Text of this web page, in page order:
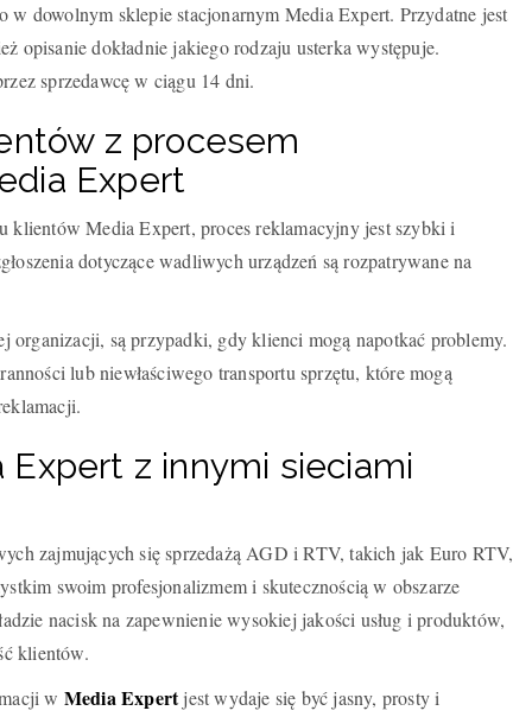
w dowolnym sklepie stacjonarnym Media Expert. Przydatne jest
opisanie dokładnie jakiego rodzaju usterka występuje.
sprzedawcę w ciągu 14 dni.
z procesem
Expert
klientów Media Expert, proces reklamacyjny jest szybki i
dotyczące wadliwych urządzeń są rozpatrywane na
organizacji, są przypadki, gdy klienci mogą napotkać problemy.
lub niewłaściwego transportu sprzętu, które mogą
Expert z innymi sieciami
zajmujących się sprzedażą AGD i RTV, takich jak Euro RTV,
swoim profesjonalizmem i skutecznością w obszarze
nacisk na zapewnienie wysokiej jakości usług i produktów,
klientów.
w Media Expertjest wydaje się być jasny, prosty i